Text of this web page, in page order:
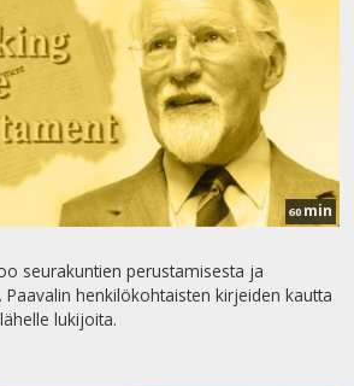
60 min
seurakuntien perustamisesta ja
henkilökohtaisten kirjeiden kautta
lukijoita.